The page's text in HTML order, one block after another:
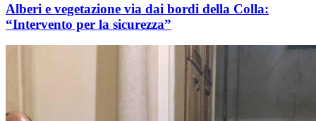
Alberi e vegetazione via dai bordi della Colla:
“Intervento per la sicurezza”